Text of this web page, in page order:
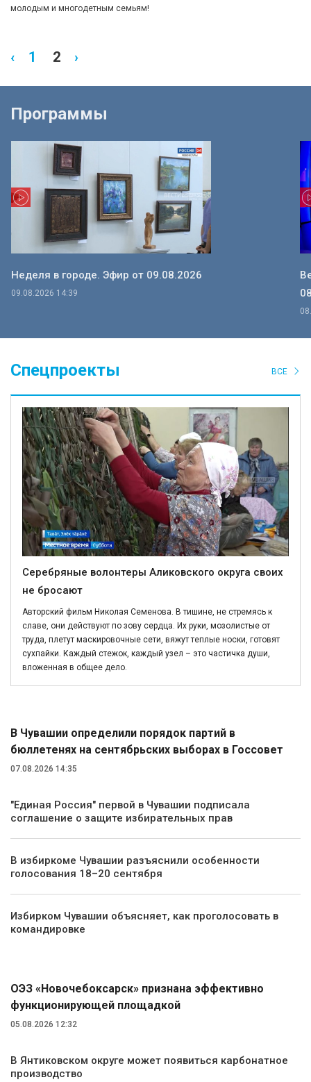
молодым и многодетным семьям!
‹ 1 2 ›
Программы
Неделя в городе. Эфир от 09.08.2026
09.08.2026 14:39
ВСЕ
Спецпроекты
Серебряные волонтеры Аликовского округа своих
не бросают
Авторский фильм Николая Семенова. В тишине, не стремясь к
славе, они действуют по зову сердца. Их руки, мозолистые от
труда, плетут маскировочные сети, вяжут теплые носки, готовят
сухпайки. Каждый стежок, каждый узел – это частичка души,
вложенная в общее дело.
В Чувашии определили порядок партий в
бюллетенях на сентябрьских выборах в Госсовет
07.08.2026 14:35
"Единая Россия" первой в Чувашии подписала
соглашение о защите избирательных прав
В избиркоме Чувашии разъяснили особенности
голосования 18–20 сентября
Избирком Чувашии объясняет, как проголосовать в
командировке
ОЭЗ «Новочебоксарск» признана эффективно
функционирующей площадкой
05.08.2026 12:32
В Янтиковском округе может появиться карбонатное
производство